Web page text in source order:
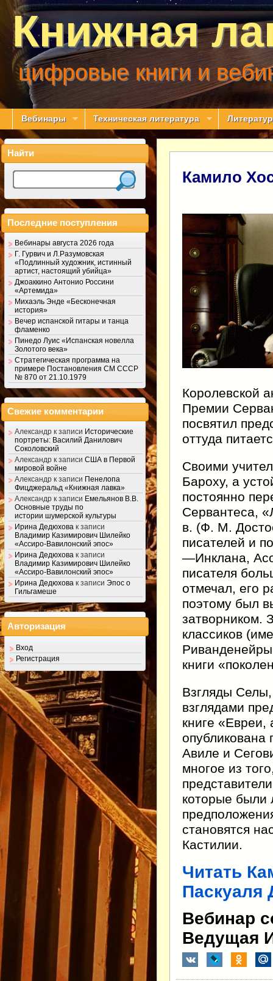
Книжная
цифровые книги и
Вебинары Техническая литература
Камило
Королевской
Премии
посвятил
оттуда
Своими
Бароху, а
постоянно
Сервантеса,
в. (Ф. М.
писателей и
—Инклана,
писателя
отмечал, его
поэтому был
затворником.
классиков
книги
Взгляды Селы,
взглядами
книге
опубликована
Авиле и
многое из
которые были
становятся
Кастилии.
Читать
Паскуаля
Вебинар
Ведущая
Найти
Последние поступления
Вебинары августа 2026 года
Г. Гурвич и Л.Разумовская
«Подлинный художник, истинный
артист, настоящий убийца»
Джоаккино Антонио Россини
«Артемида»
Михаэль Энде «Бесконечная
история»
Вечер испанской гитары и танца
фламенко
Пинедо Луис «Испанская новелла
Золотого века»
Стратегическая программа на
примере Постановления СМ СССР
№ 870 от 21.10.1979
Свежие комментарии
Александр к записи Исторические
портреты: Василий Данилович
Соколовский
Александр к записи США в Первой
мировой войне
Александр к записи Пенелопа
Фицджеральд «Книжная лавка»
Александр к записи Емельянов В.В.
Основные труды по
истории шумерской культуры
Ирина Дедюхова к записи
Владимир Казимирович Шилейко
«Ассиро-Вавилонский эпос»
Ирина Дедюхова к записи
Владимир Казимирович Шилейко
«Ассиро-Вавилонский эпос»
Ирина Дедюхова к записи Эпос о
Гильгамеше
Авторизация
Вход
Регистрация